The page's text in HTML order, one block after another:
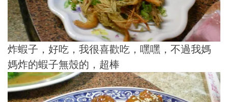
炸蝦子，好吃，我很喜歡吃，嘿嘿，不過我媽
媽炸的蝦子無殼的，超棒